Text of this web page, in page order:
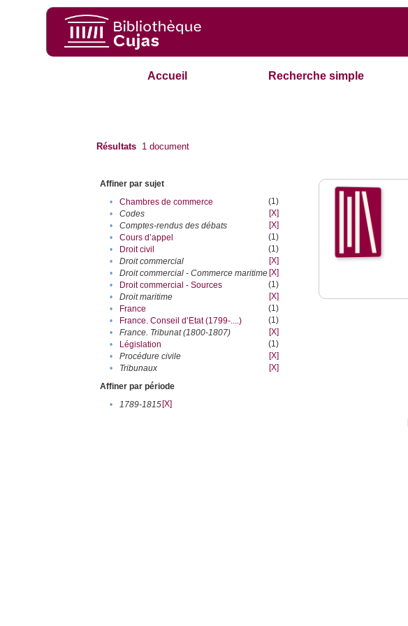
Accueil Recherche simple
Résultats 1 document
Affiner par sujet
•
Chambres de commerce
(1)
•
Codes
[X]
•
Comptes-rendus des débats
[X]
•
Cours d’appel
(1)
•
Droit civil
(1)
•
Droit commercial
[X]
•
Droit commercial - Commerce maritime [X]
•
Droit commercial - Sources
(1)
•
Droit maritime
[X]
•
France
(1)
•
France. Conseil d’Etat (1799-....)
(1)
•
France. Tribunat (1800-1807)
[X]
•
Législation
(1)
•
Procédure civile
[X]
•
Tribunaux
[X]
Affiner par période
•
1789-1815[X]